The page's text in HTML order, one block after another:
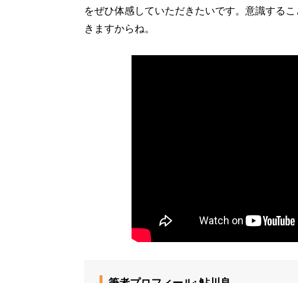
をぜひ体感していただきたいです。意識する
きますからね。